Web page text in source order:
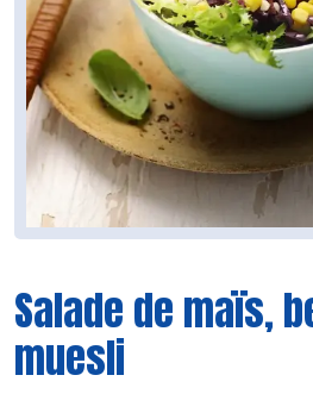
Salade de maïs,
muesli